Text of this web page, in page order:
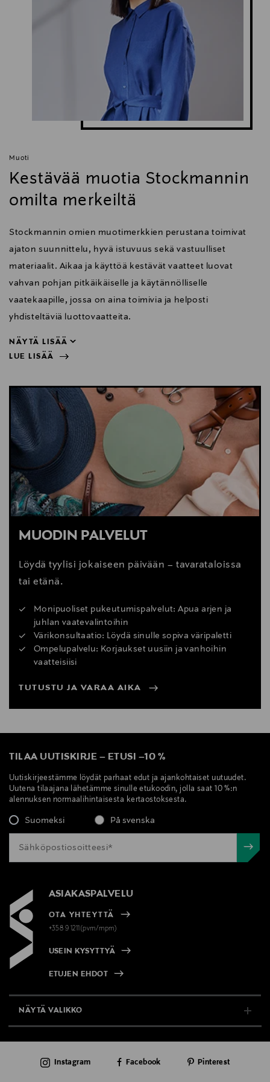
Muoti
Kestävää muotia Stockmannin
omilta merkeiltä
Stockmannin omien muotimerkkien perustana toimivat
ajaton suunnittelu, hyvä istuvuus sekä vastuulliset
materiaalit. Aikaa ja käyttöä kestävät vaatteet luovat
vahvan pohjan pitkäikäiselle ja käytännölliselle
vaatekaapille, jossa on aina toimivia ja helposti
yhdisteltäviä luottovaatteita.
NÄYTÄ LISÄÄ
LUE LISÄÄ
NÄYTÄ VÄHEMMÄN
LUE LISÄÄ
MUODIN PALVELUT
Löydä tyylisi jokaiseen päivään – tavarataloissa
tai etänä.
Monipuoliset pukeutumispalvelut: Apua arjen ja
juhlan vaatevalintoihin
Värikonsultaatio: Löydä sinulle sopiva väripaletti
Ompelupalvelu: Korjaukset uusiin ja vanhoihin
vaatteisiisi
TUTUSTU JA VARAA AIKA
TILAA UUTISKIRJE – ETUSI –10 %
Uutiskirjeestämme löydät parhaat edut ja ajankohtaiset uutuudet.
Uutena tilaajana lähetämme sinulle etukoodin, jolla saat 10 %:n
alennuksen normaalihintaisesta kertaostoksesta.
Suomeksi På svenska
ASIAKASPALVELU
OTA YHTEYTTÄ
+358 9 1211(pvm/mpm)
USEIN KYSYTTYÄ
ETUJEN EHDOT
NÄYTÄ VALIKKO
AJANKOHTAISTA
Instagram Facebook Pinterest